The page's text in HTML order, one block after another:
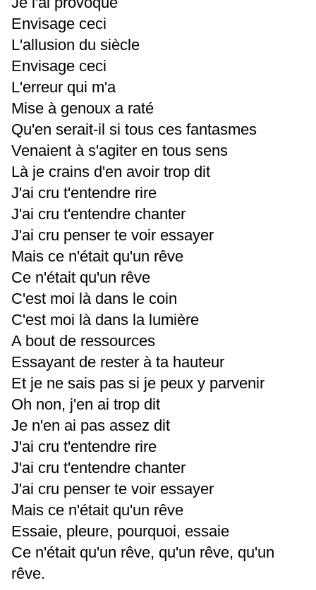
Envisage ceci
L'allusion du siècle
Envisage ceci
L'erreur qui m'a
Mise à genoux a raté
Qu'en serait-il si tous ces fantasmes
Venaient à s'agiter en tous sens
Là je crains d'en avoir trop dit
J'ai cru t'entendre rire
J'ai cru t'entendre chanter
J'ai cru penser te voir essayer
Mais ce n'était qu'un rêve
Ce n'était qu'un rêve
C'est moi là dans le coin
C'est moi là dans la lumière
A bout de ressources
Essayant de rester à ta hauteur
Et je ne sais pas si je peux y parvenir
Oh non, j'en ai trop dit
Je n'en ai pas assez dit
J'ai cru t'entendre rire
J'ai cru t'entendre chanter
J'ai cru penser te voir essayer
Mais ce n'était qu'un rêve
Essaie, pleure, pourquoi, essaie
Ce n'était qu'un rêve, qu'un rêve, qu'un
rêve.